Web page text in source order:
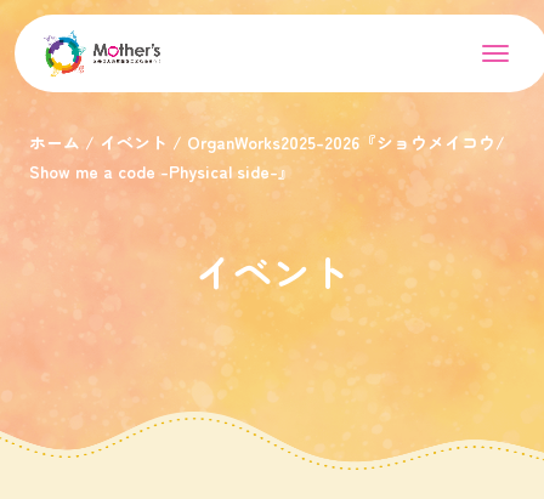
ホーム イベント
OrganWorks2025-2026『ショウメイコウ/
Show me a code -Physical side-』
イベント